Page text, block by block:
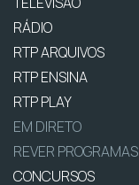
RÁDIO
RTP ARQUIVOS
RTP ENSINA
RTP PLAY
EM DIRETO
REVER PROGRAMAS
CONCURSOS